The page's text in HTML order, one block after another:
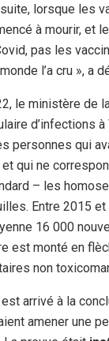
lorsque les
à mourir, et
pas les
l’a cru », a
le ministère de
d’infections à
personnes qui
qui ne
– les
Entre 2015
16 000
est monté en
non
arrivé à la
amener une